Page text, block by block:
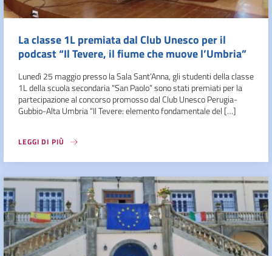
La classe 1L premiata dal Club Unesco per il
podcast “Il Tevere, il fiume che muove l’Umbria”
Lunedì 25 maggio presso la Sala Sant’Anna, gli studenti della classe
1L della scuola secondaria “San Paolo” sono stati premiati per la
partecipazione al concorso promosso dal Club Unesco Perugia-
Gubbio-Alta Umbria “Il Tevere: elemento fondamentale del […]
LEGGI DI PIÙ